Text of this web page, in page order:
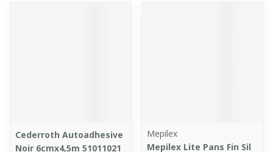
Cederroth Autoadhesive
Noir 6cmx4,5m 51011021
Mepilex
Mepilex Lite Pans Fin Sil